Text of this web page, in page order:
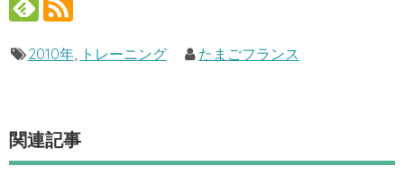
2010年, トレーニング たまごフランス
関連記事